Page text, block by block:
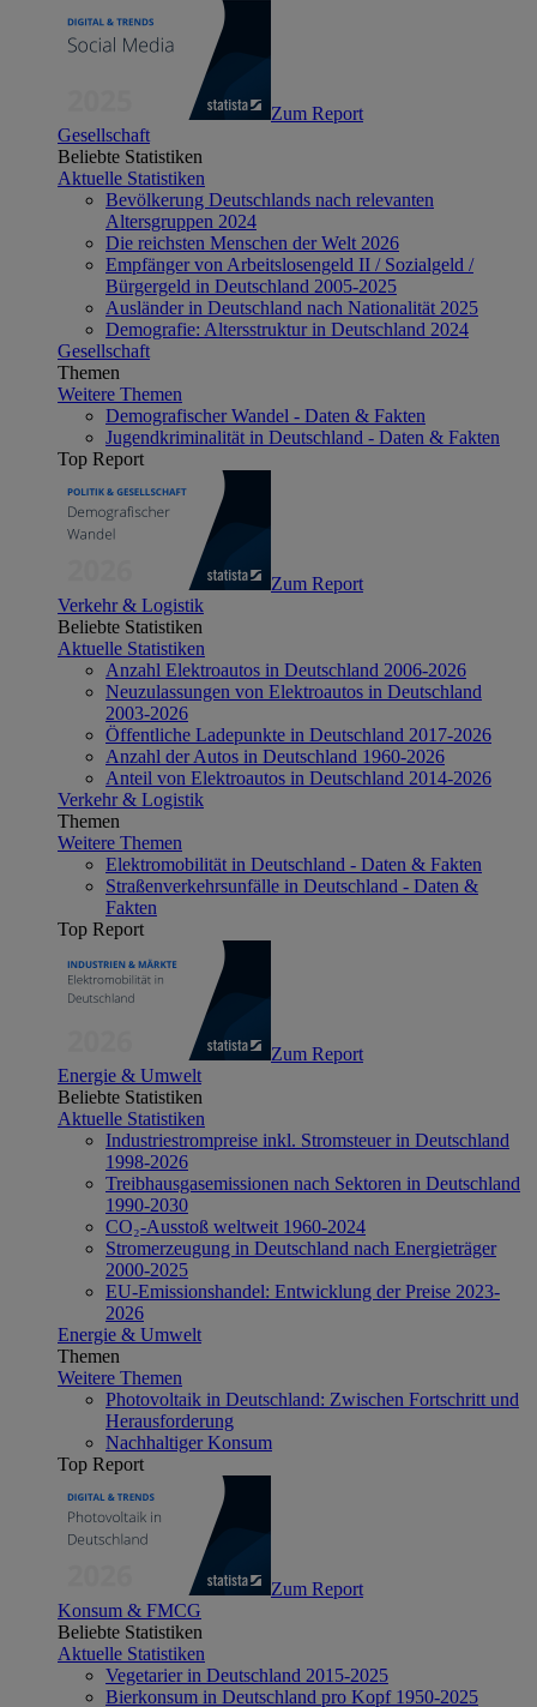
Zum Report
Gesellschaft
Beliebte Statistiken
Aktuelle Statistiken
Bevölkerung Deutschlands nach relevanten
Altersgruppen 2024
Die reichsten Menschen der Welt 2026
Empfänger von Arbeitslosengeld II / Sozialgeld /
Bürgergeld in Deutschland 2005-2025
Ausländer in Deutschland nach Nationalität 2025
Demografie: Altersstruktur in Deutschland 2024
Gesellschaft
Themen
Weitere Themen
Demografischer Wandel - Daten & Fakten
Jugendkriminalität in Deutschland - Daten & Fakten
Top Report
Zum Report
Verkehr & Logistik
Beliebte Statistiken
Aktuelle Statistiken
Anzahl Elektroautos in Deutschland 2006-2026
Neuzulassungen von Elektroautos in Deutschland
2003-2026
Öffentliche Ladepunkte in Deutschland 2017-2026
Anzahl der Autos in Deutschland 1960-2026
Anteil von Elektroautos in Deutschland 2014-2026
Verkehr & Logistik
Themen
Weitere Themen
Elektromobilität in Deutschland - Daten & Fakten
Straßenverkehrsunfälle in Deutschland - Daten &
Fakten
Top Report
Zum Report
Energie & Umwelt
Beliebte Statistiken
Aktuelle Statistiken
Industriestrompreise inkl. Stromsteuer in Deutschland
1998-2026
Treibhausgasemissionen nach Sektoren in Deutschland
1990-2030
CO₂-Ausstoß weltweit 1960-2024
Stromerzeugung in Deutschland nach Energieträger
2000-2025
EU-Emissionshandel: Entwicklung der Preise 2023-
2026
Energie & Umwelt
Themen
Weitere Themen
Photovoltaik in Deutschland: Zwischen Fortschritt und
Herausforderung
Nachhaltiger Konsum
Top Report
Zum Report
Konsum & FMCG
Beliebte Statistiken
Aktuelle Statistiken
Vegetarier in Deutschland 2015-2025
Bierkonsum in Deutschland pro Kopf 1950-2025